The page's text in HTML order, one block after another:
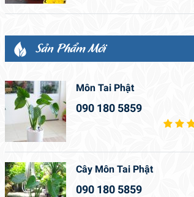
Sản Phẩm Mới
Môn Tai Phật
090 180 5859
Cây Môn Tai Phật
090 180 5859